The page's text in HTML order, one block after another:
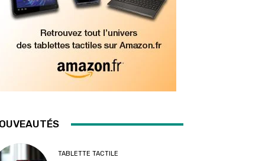
TABLETTE TACTILE